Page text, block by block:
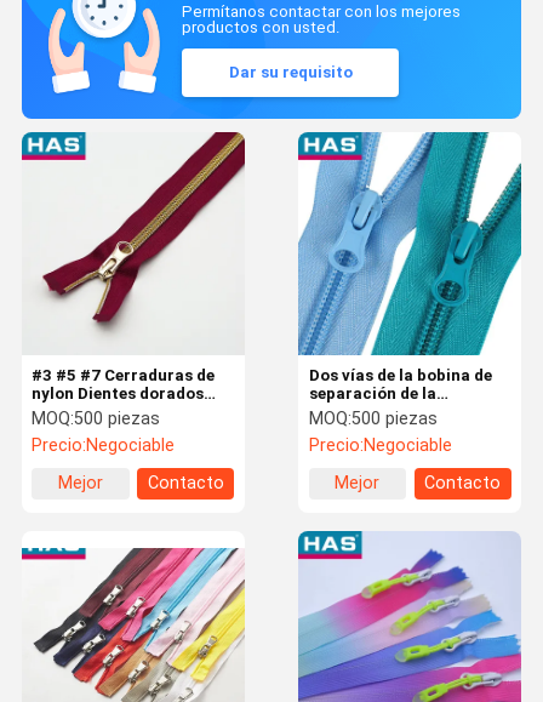
Permítanos contactar con los mejores
productos con usted.
Dar su requisito
Dos vías de la bobina de
separación de la
cremallera Eco amigable
de la carga pesada de las
cremalleras para tiendas
MOQ:500 piezas
Precio:Negociable
Mejor
Contacto
#3 #5 #7 Cerraduras de
nylon Dientes dorados
Camisetas pesadas
Cerraduras sin níquel
MOQ:500 piezas
Precio:Negociable
Mejor
Contacto